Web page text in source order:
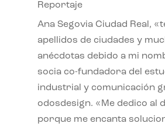
Reportaje
Ana Segovia Ciudad Real,
apellidos de ciudades y
anécdotas debido a mi
socia co-fundadora del
industrial y comunicación
odosdesign. «Me dedico al
porque me encanta